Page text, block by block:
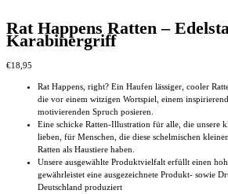
Rat Happens Ratten –
Karabinergriff
€18,95
Rat Happens, right? Ein Haufen lässiger, cooler
die vor einem witzigen Wortspiel, einem
motivierenden Spruch posieren.
Eine schicke Ratten-Illustration für alle, die unsere
lieben, für Menschen, die diese schelmischen
Ratten als Haustiere haben.
Unsere ausgewählte Produktvielfalt erfüllt einen
gewährleistet eine ausgezeichnete Produkt- sowie
Deutschland produziert